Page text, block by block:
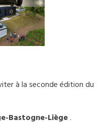
à la seconde édition du
Bastogne-Liège.